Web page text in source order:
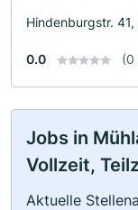
Hindenburgstr.
0.0 (0
Jobs in
Vollzeit,
Aktuelle